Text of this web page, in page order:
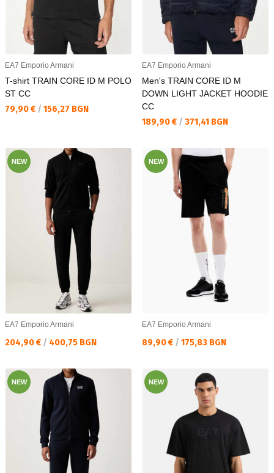
EA7 Emporio Armani
T-shirt TRAIN CORE ID M POLO
ST CC
Текуща цена:
79,90 € / 156,27 BGN
EA7 Emporio Armani
Men's TRAIN CORE ID M
DOWN LIGHT JACKET HOODIE
CC
Текуща цена:
189,90 € / 371,41 BGN
NEW
EA7 Emporio Armani
Текуща цена:
204,90 € / 400,75 BGN
NEW
EA7 Emporio Armani
Текуща цена:
89,90 € / 175,83 BGN
NEW NEW